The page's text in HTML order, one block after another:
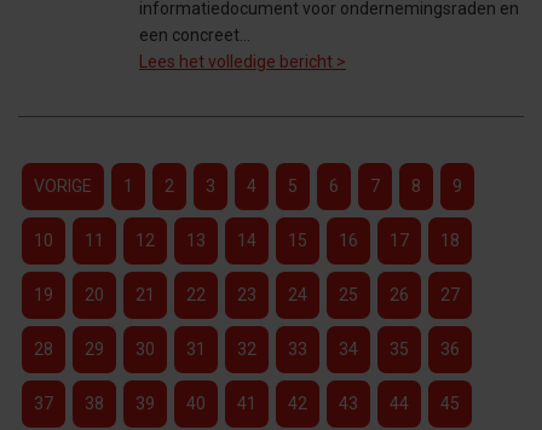
informatiedocument voor ondernemingsraden en
een concreet…
Lees het volledige bericht >
VORIGE 1 2 3 4 5 6 7 8 9
10 11 12 13 14 15 16 17 18
19 20 21 22 23 24 25 26 27
28 29 30 31 32 33 34 35 36
37 38 39 40 41 42 43 44 45